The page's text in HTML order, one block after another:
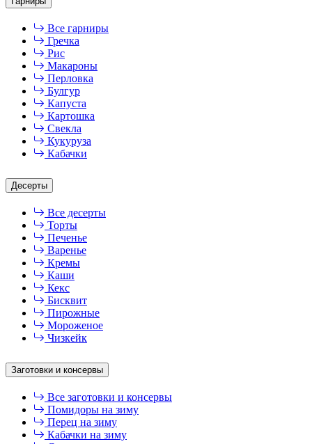
Все гарниры
Гречка
Рис
Макароны
Перловка
Булгур
Капуста
Картошка
Свекла
Кукуруза
Кабачки
Десерты
Все десерты
Торты
Печенье
Варенье
Кремы
Каши
Кекс
Бисквит
Пирожные
Мороженое
Чизкейк
Заготовки и консервы
Все заготовки и консервы
Помидоры на зиму
Перец на зиму
Кабачки на зиму